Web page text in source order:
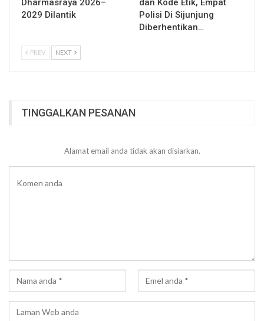
Dharmasraya 2026–
2029 Dilantik
dan Kode Etik, Empat
Polisi Di Sijunjung
Diberhentikan…
PREV NEXT
TINGGALKAN PESANAN
Alamat email anda tidak akan disiarkan.